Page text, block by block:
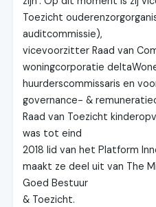
Toezicht
auditcommissie),
vicevoorzitter Raad van
woningcorporatie
huurderscommissaris en
governance- &
Raad van Toezicht
was tot eind
2018 lid van het Platform
maakt ze deel uit van The
Goed Bestuur
& Toezicht.